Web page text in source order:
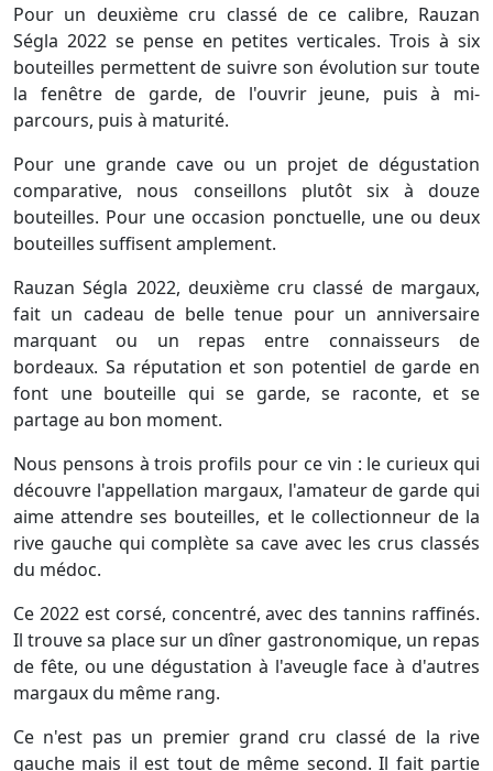
Pour un deuxième cru classé de ce calibre, Rauzan
Ségla 2022 se pense en petites verticales. Trois à six
bouteilles permettent de suivre son évolution sur toute
la fenêtre de garde, de l'ouvrir jeune, puis à mi-
parcours, puis à maturité.
Pour une grande cave ou un projet de dégustation
comparative, nous conseillons plutôt six à douze
bouteilles. Pour une occasion ponctuelle, une ou deux
bouteilles suffisent amplement.
Rauzan Ségla 2022, deuxième cru classé de margaux,
fait un cadeau de belle tenue pour un anniversaire
marquant ou un repas entre connaisseurs de
bordeaux. Sa réputation et son potentiel de garde en
font une bouteille qui se garde, se raconte, et se
partage au bon moment.
Nous pensons à trois profils pour ce vin : le curieux qui
découvre l'appellation margaux, l'amateur de garde qui
aime attendre ses bouteilles, et le collectionneur de la
rive gauche qui complète sa cave avec les crus classés
du médoc.
Ce 2022 est corsé, concentré, avec des tannins raffinés.
Il trouve sa place sur un dîner gastronomique, un repas
de fête, ou une dégustation à l'aveugle face à d'autres
margaux du même rang.
Ce n'est pas un premier grand cru classé de la rive
gauche mais il est tout de même second. Il fait partie